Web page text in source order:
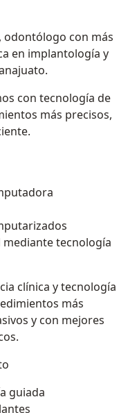
odontólogo con más
en implantología y
con tecnología de
más precisos,
mediante tecnología
clínica y tecnología
más
y con mejores
guiada